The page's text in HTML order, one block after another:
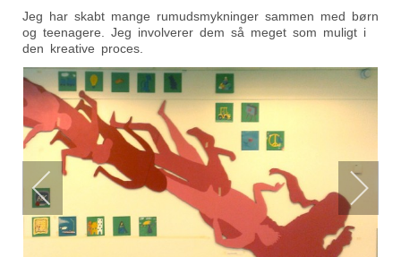
Jeg har skabt mange rumudsmykninger sammen med børn
og teenagere. Jeg involverer dem så meget som muligt i
den kreative proces.